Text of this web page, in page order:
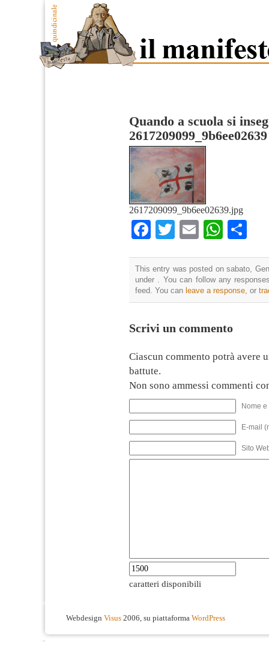
Quando a scuola si
2617209099_9b6ee02639
2617209099_9b6ee02639.jpg
Facebook
TwitterEmail
This entry was posted on sabato,
under . You can follow any
feed. You can leave a response , or
Scrivi un commento
Ciascun commento potrà avere
battute.
Non sono ammessi commenti
Nome
E-mail
Sito
caratteri disponibili
Webdesign Visus 2006, su piattaforma WordPress